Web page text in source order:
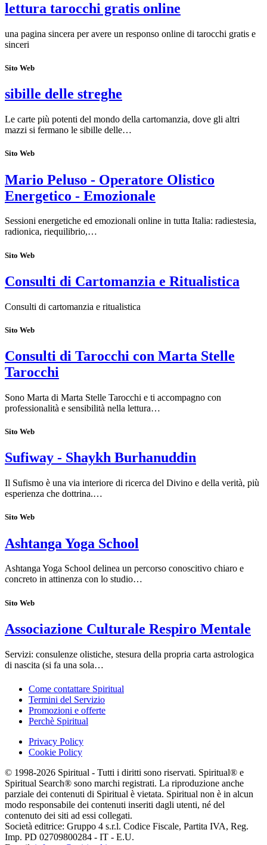
lettura tarocchi gratis online
una pagina sincera per avere un responso online di tarocchi gratis e
sinceri
Sito Web
sibille delle streghe
Le carte più potenti del mondo della cartomanzia, dove gli altri
mazzi si fermano le sibille delle…
Sito Web
Mario Peluso - Operatore Olistico
Energetico - Emozionale
Sessioni energetiche ed emozionali online in tutta Italia: radiestesia,
radionica, riequilibrio,…
Sito Web
Consulti di Cartomanzia e Ritualistica
Consulti di cartomanzia e ritualistica
Sito Web
Consulti di Tarocchi con Marta Stelle
Tarocchi
Sono Marta di Marta Stelle Tarocchi e ti accompagno con
professionalità e sensibilità nella lettura…
Sito Web
Sufiway - Shaykh Burhanuddin
Il Sufismo è una via interiore di ricerca del Divino e della verità, più
esperienza che dottrina.…
Sito Web
Ashtanga Yoga School
Ashtanga Yoga School delinea un percorso conoscitivo chiaro e
concreto in attinenza con lo studio…
Sito Web
Associazione Culturale Respiro Mentale
Servizi: consulenze olistiche, stesura della propria carta astrologica
di nascita (si fa una sola…
Come contattare Spiritual
Termini del Servizio
Promozioni e offerte
Perchè Spiritual
Privacy Policy
Cookie Policy
© 1998-2026 Spiritual - Tutti i diritti sono riservati. Spiritual® e
Spiritual Search® sono marchi registrati. La riproduzione anche
parziale dei contenuti di Spiritual è vietata. Spiritual non è in alcun
modo responsabile dei contenuti inseriti dagli utenti, né del
contenuto dei siti ad essi collegati.
Società editrice: Gruppo 4 s.r.l. Codice Fiscale, Partita IVA, Reg.
Imp. PD 02709800284 - IT - E.U.